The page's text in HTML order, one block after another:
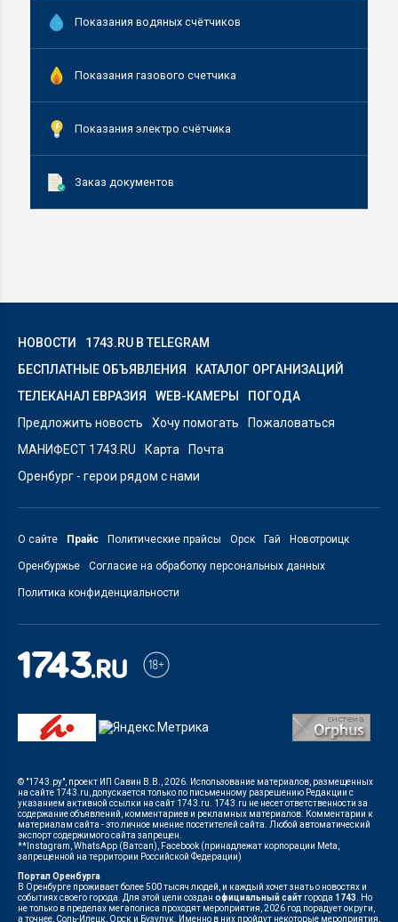
Показания водяных счётчиков
Показания газового счетчика
Показания электро счётчика
Заказ документов
НОВОСТИ
1743.RU В TELEGRAM
БЕСПЛАТНЫЕ ОБЪЯВЛЕНИЯ
КАТАЛОГ ОРГАНИЗАЦИЙ
ТЕЛЕКАНАЛ ЕВРАЗИЯ
WEB-КАМЕРЫ
ПОГОДА
Предложить новость
Хочу помогать
Пожаловаться
МАНИФЕСТ 1743.RU
Карта
Почта
Оренбург - герои рядом с нами
О сайте Прайс Политические прайсы Орск Гай Новотроицк
Оренбуржье Согласие на обработку персональных данных
Политика конфиденциальности
© "1743.ру", проект ИП Савин В.В., 2026. Использование материалов, размещенных
на сайте 1743.ru, допускается только по письменному разрешению Редакции с
указанием активной ссылки на сайт 1743.ru. 1743.ru не несет ответственности за
содержание объявлений, комментариев и рекламных материалов. Комментарии к
материалам сайта - это личное мнение посетителей сайта. Любой автоматический
экспорт содержимого сайта запрещен.
**Instagram, WhatsApp (Ватсап), Facebook (принадлежат корпорации Meta,
запрещенной на территории Российской Федерации)
Портал Оренбурга
В Оренбурге проживает более 500 тысяч людей, и каждый хочет знать о новостях и
событиях своего города. Для этой цели создан официальный сайт города 1743 . Но
не только в пределах мегаполиса проходят мероприятия, 2026 год порадует округи,
а точнее, Соль-Илецк, Орск и Бузулук. Именно в них пройдут некоторые мероприятия,